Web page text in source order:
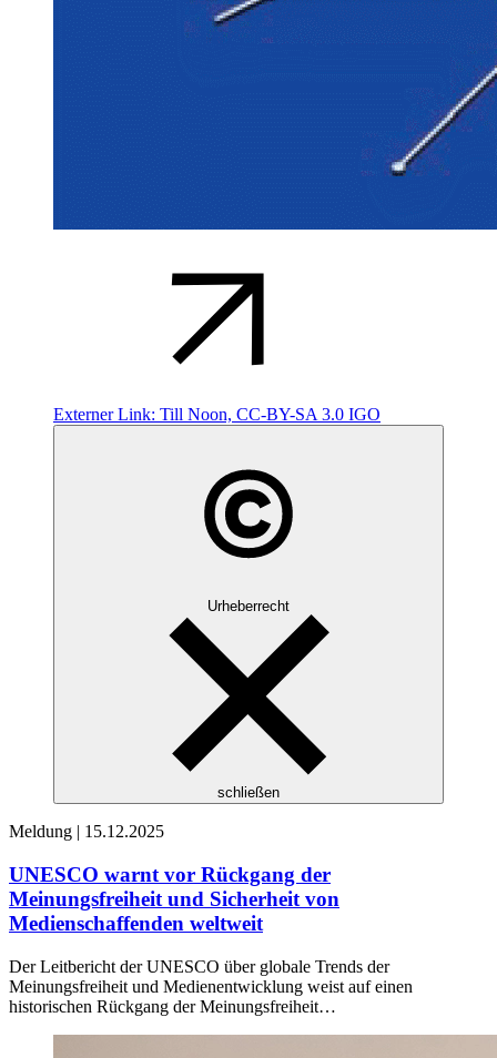
Externer Link: Till Noon, CC-BY-SA 3.0 IGO
Urheberrecht
schließen
Meldung | 15.12.2025
UNESCO warnt vor Rückgang der
Meinungsfreiheit und Sicherheit von
Medienschaffenden weltweit
Der Leitbericht der UNESCO über globale Trends der
Meinungsfreiheit und Medienentwicklung weist auf einen
historischen Rückgang der Meinungsfreiheit…